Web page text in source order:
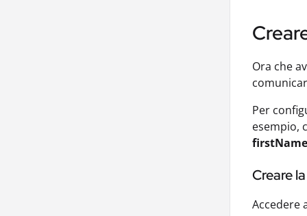
Ora che
Per
esempio,
Creare
Accedere